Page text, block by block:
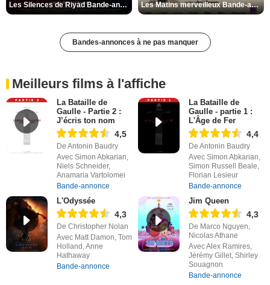
Les Silences de Riyad Bande-annonce VO STFR Les Matins merveilleux Bande-annonce VF
Bandes-annonces à ne pas manquer
Meilleurs films à l'affiche
La Bataille de
Gaulle - Partie 2 :
J’écris ton nom
4,5
De Antonin Baudry
Avec Simon Abkarian,
Niels Schneider,
Anamaria Vartolomei
Bande-annonce
La Bataille de
Gaulle - partie 1 :
L'Âge de Fer
4,4
De Antonin Baudry
Avec Simon Abkarian,
Simon Russell Beale,
Florian Lesieur
Bande-annonce
L'Odyssée
4,3
De Christopher Nolan
Avec Matt Damon, Tom
Holland, Anne
Hathaway
Bande-annonce
Jim Queen
4,3
De Marco Nguyen,
Nicolas Athane
Avec Alex Ramires,
Jérémy Gillet, Shirley
Souagnon
Bande-annonce